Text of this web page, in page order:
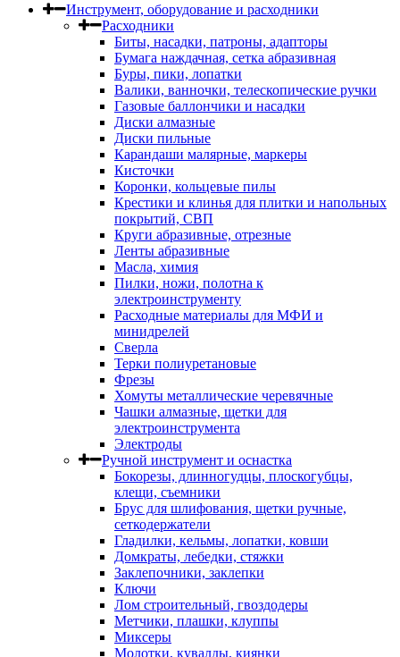
Инструмент, оборудование и расходники
Расходники
Биты, насадки, патроны, адапторы
Бумага наждачная, сетка абразивная
Буры, пики, лопатки
Валики, ванночки, телескопические ручки
Газовые баллончики и насадки
Диски алмазные
Диски пильные
Карандаши малярные, маркеры
Кисточки
Коронки, кольцевые пилы
Крестики и клинья для плитки и напольных
покрытий, СВП
Круги абразивные, отрезные
Ленты абразивные
Масла, химия
Пилки, ножи, полотна к
электроинструменту
Расходные материалы для МФИ и
минидрелей
Сверла
Терки полиуретановые
Фрезы
Хомуты металлические черевячные
Чашки алмазные, щетки для
электроинструмента
Электроды
Ручной инструмент и оснастка
Бокорезы, длинногудцы, плоскогубцы,
клещи, съемники
Брус для шлифования, щетки ручные,
сеткодержатели
Гладилки, кельмы, лопатки, ковши
Домкраты, лебедки, стяжки
Заклепочники, заклепки
Ключи
Лом строительный, гвоздодеры
Метчики, плашки, клуппы
Миксеры
Молотки, кувалды, киянки